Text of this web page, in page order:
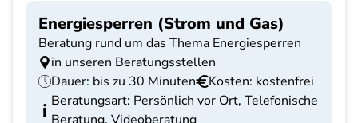
Energiesperren (Strom und Gas)
Beratung rund um das Thema Energiesperren
in unseren Beratungsstellen
Dauer: bis zu 30 Minuten
Kosten: kostenfrei
Beratungsart: Persönlich vor Ort, Telefonische